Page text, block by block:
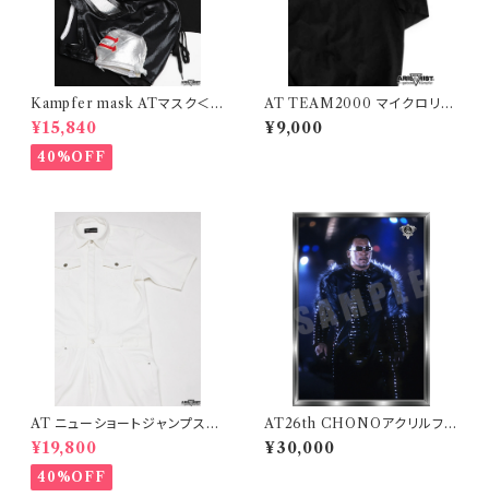
Kampfer mask ATマスク＜C
タイプ＞＋20周年Tシャツセット
（マスクミニポーチ付き）
¥15,840
40%OFF
AT TEAM2000 マイクロリッ
プストップ ライトジャケット
¥9,000
AT ニューショートジャンプスー
ツ
¥19,800
40%OFF
AT26th CHONOアクリルフォ
トコレクション「B」
¥30,000